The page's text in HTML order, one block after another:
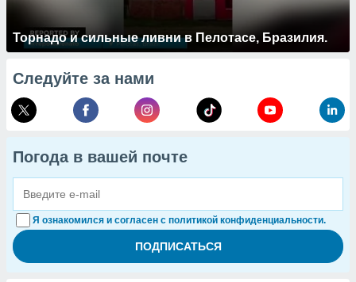
Торнадо и сильные ливни в Пелотасе, Бразилия.
Следуйте за нами
Погода в вашей почте
Я ознакомился и согласен с политикой конфиденциальности.